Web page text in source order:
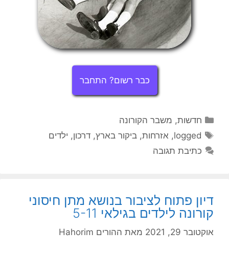
כבר רשום? התחבר
קטגוריות
חדשות, משבר הקורונה
תגיות
logged
, אזרחות,ביקור בארץ,דרכון, ילדים
כתיבת תגובה
דיון פתוח לציבור בנושא מתן חיסוני
קורונה לילדים בגילאי 5-11
אוקטובר 29, 2021 מאת ההורים Hahorim